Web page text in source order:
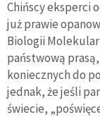
Chińscy eksperci
już prawie
Biologii
państwową prasą,
koniecznych do
jednak, że jeśli
świecie,